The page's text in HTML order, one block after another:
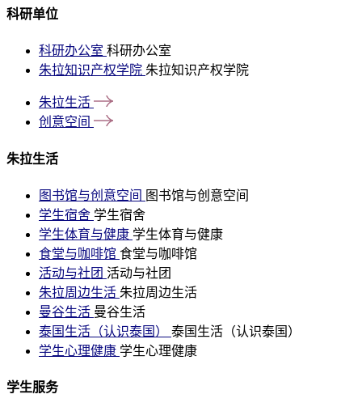
科研单位
科研办公室 科研办公室
朱拉知识产权学院 朱拉知识产权学院
朱拉生活
创意空间
朱拉生活
图书馆与创意空间 图书馆与创意空间
学生宿舍 学生宿舍
学生体育与健康 学生体育与健康
食堂与咖啡馆 食堂与咖啡馆
活动与社团 活动与社团
朱拉周边生活 朱拉周边生活
曼谷生活 曼谷生活
泰国生活（认识泰国） 泰国生活（认识泰国）
学生心理健康 学生心理健康
学生服务